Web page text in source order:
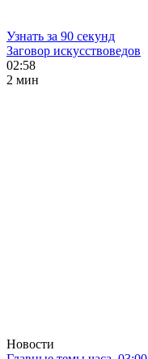
Узнать за 90 секунд
Заговор искусствоведов
02:58
2 мин
Новости